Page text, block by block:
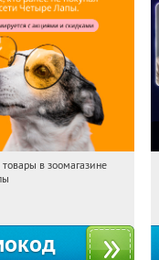
Получи первым!
в зоомагазине